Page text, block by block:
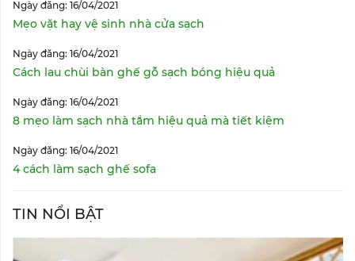
Ngày đăng: 16/04/2021
Mẹo vặt hay vệ sinh nhà cửa sạch
Ngày đăng: 16/04/2021
Cách lau chùi bàn ghế gỗ sạch bóng hiệu quả
Ngày đăng: 16/04/2021
8 mẹo làm sạch nhà tắm hiệu quả mà tiết kiệm
Ngày đăng: 16/04/2021
4 cách làm sạch ghế sofa
TIN NỔI BẬT